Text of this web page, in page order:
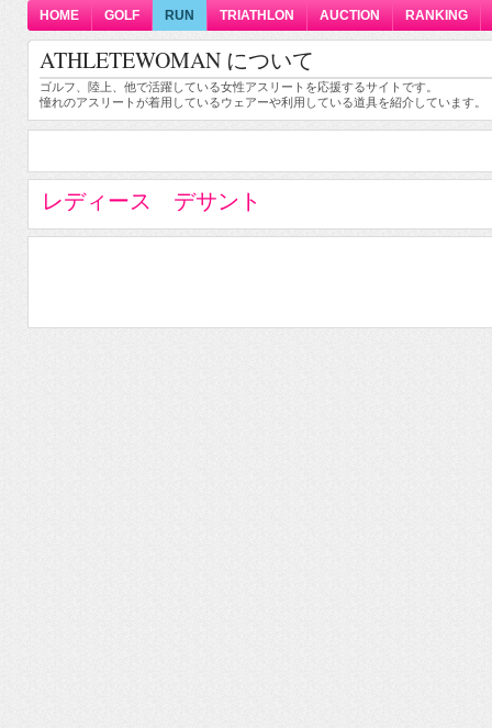
HOME GOLF RUN TRIATHLON AUCTION RANKING
ATHLETEWOMAN について
ゴルフ、陸上、他で活躍している女性アスリートを応援するサイトです。
憧れのアスリートが着用しているウェアーや利用している道具を紹介しています。
レディース デサント